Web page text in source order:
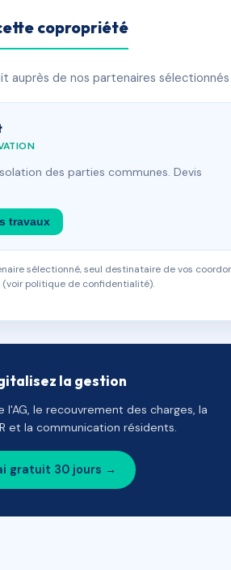
copropriété
auprès de nos partenaires
des parties communes. Devis
travaux
sélectionné, seul destinataire de vos
politique de confidentialité).
la gestion
l'AG, le recouvrement des charges, la
et la communication résidents.
gratuit 30 jours →